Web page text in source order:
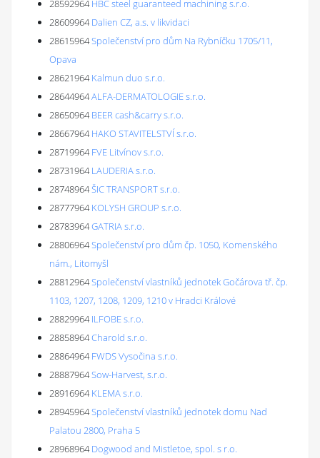
28592964 HBC steel guaranteed machining s.r.o.
28609964 Dalien CZ, a.s. v likvidaci
28615964Společenství pro dům Na Rybníčku 1705/11,
Opava
28621964 Kalmun duo s.r.o.
28644964ALFA-DERMATOLOGIE s.r.o.
28650964 BEER cash&carry s.r.o.
28667964 HAKO STAVITELSTVÍ s.r.o.
28719964 FVE Litvínov s.r.o.
28731964 LAUDERIA s.r.o.
28748964ŠIC TRANSPORT s.r.o.
28777964 KOLYSH GROUP s.r.o.
28783964GATRIA s.r.o.
28806964Společenství pro dům čp. 1050, Komenského
nám., Litomyšl
28812964Společenství vlastníků jednotek Gočárova tř. čp.
1103, 1207, 1208, 1209, 1210 v Hradci Králové
28829964 ILFOBE s.r.o.
28858964Charold s.r.o.
28864964 FWDS Vysočina s.r.o.
28887964Sow-Harvest, s.r.o.
28916964 KLEMA s.r.o.
28945964Společenství vlastníků jednotek domu Nad
Palatou 2800, Praha 5
28968964 Dogwood and Mistletoe, spol. s r.o.